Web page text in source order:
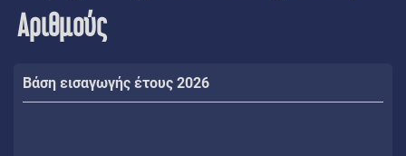
Αριθμούς
Βάση εισαγωγής έτους 2026